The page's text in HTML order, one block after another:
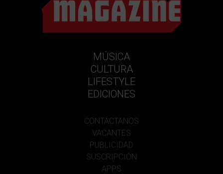
MÚSICA
CULTURA
LIFESTYLE
EDICIONES
CONTÁCTANOS
VACANTES
PUBLICIDAD
SUSCRIPCIÓN
APPS